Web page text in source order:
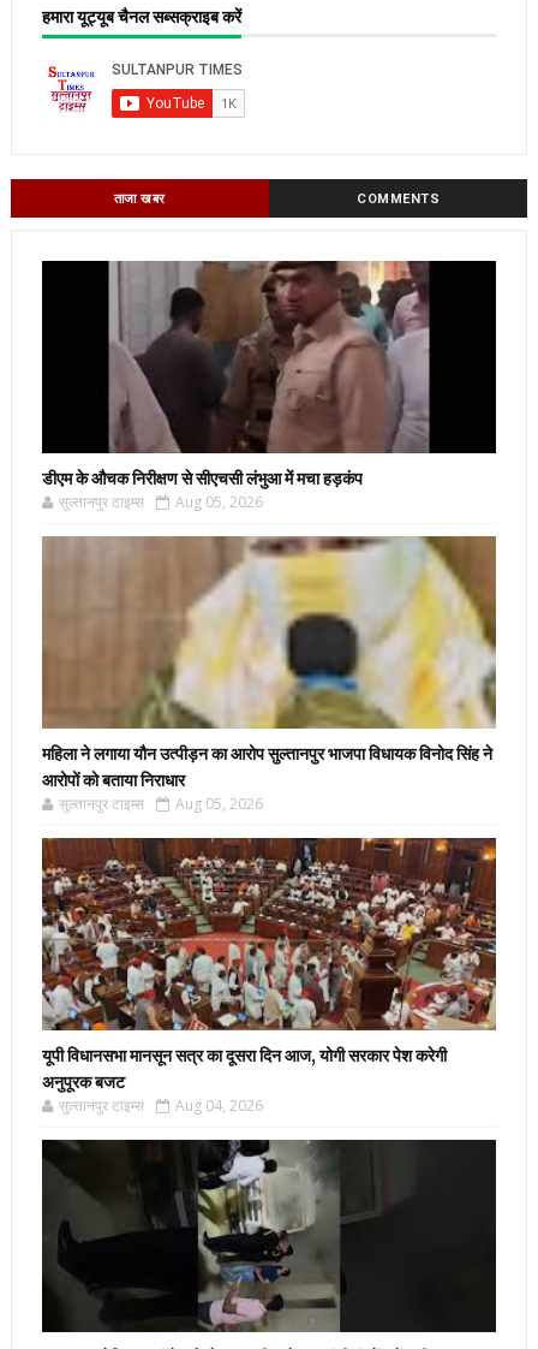
हमारा यूट्यूब चैनल सब्सक्राइब करें
ताजा खबर COMMENTS
डीएम के औचक निरीक्षण से सीएचसी लंभुआ में मचा हड़कंप
सुल्तानपुर टाइम्स Aug 05, 2026
महिला ने लगाया यौन उत्पीड़न का आरोप सुल्तानपुर भाजपा विधायक विनोद सिंह ने
आरोपों को बताया निराधार
सुल्तानपुर टाइम्स Aug 05, 2026
यूपी विधानसभा मानसून सत्र का दूसरा दिन आज, योगी सरकार पेश करेगी
अनुपूरक बजट
सुल्तानपुर टाइम्स Aug 04, 2026